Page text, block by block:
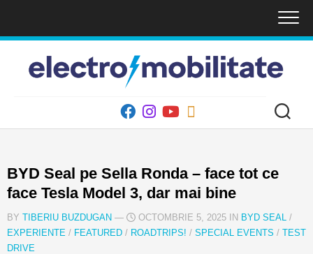
content
BYD Seal pe Sella Ronda – face tot ce
face Tesla Model 3, dar mai bine
BY TIBERIU BUZDUGAN — OCTOMBRIE 5, 2025 IN BYD SEAL /
EXPERIENTE / FEATURED / ROADTRIPS! / SPECIAL EVENTS / TEST
DRIVE